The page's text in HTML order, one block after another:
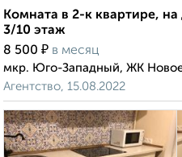
Комната в 2-к квартире,
3/10 этаж
8 500 ₽ в месяц
мкр. Юго-Западный, ЖК Новое
Агентство, 15.08.2022